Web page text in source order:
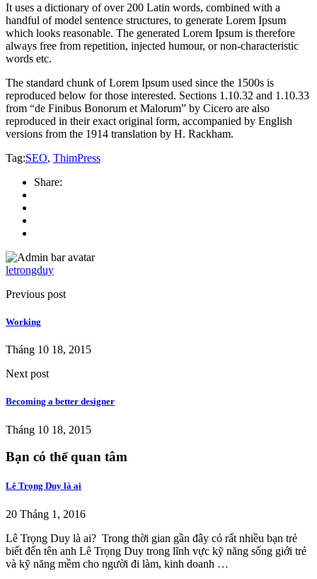
It uses a dictionary of over 200 Latin words, combined with a
handful of model sentence structures, to generate Lorem Ipsum
which looks reasonable. The generated Lorem Ipsum is therefore
always free from repetition, injected humour, or non-characteristic
words etc.
The standard chunk of Lorem Ipsum used since the 1500s is
reproduced below for those interested. Sections 1.10.32 and 1.10.33
from “de Finibus Bonorum et Malorum” by Cicero are also
reproduced in their exact original form, accompanied by English
versions from the 1914 translation by H. Rackham.
Tag:SEO, ThimPress
Share:
letrongduy
Previous post
Working
Tháng 10 18, 2015
Next post
Becoming a better designer
Tháng 10 18, 2015
Bạn có thể quan tâm
Lê Trọng Duy là ai
20 Tháng 1, 2016
Lê Trọng Duy là ai? Trong thời gian gần đây có rất nhiều bạn trẻ
biết đến tên anh Lê Trọng Duy trong lĩnh vực kỹ năng sống giới trẻ
và kỹ năng mềm cho người đi làm, kinh doanh …